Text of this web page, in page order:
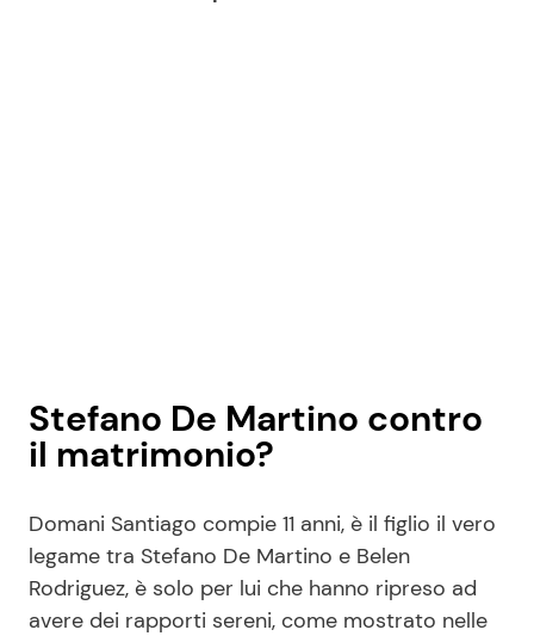
Stefano De Martino contro
il matrimonio?
Domani Santiago compie 11 anni, è il figlio il vero
legame tra Stefano De Martino e Belen
Rodriguez, è solo per lui che hanno ripreso ad
avere dei rapporti sereni, come mostrato nelle